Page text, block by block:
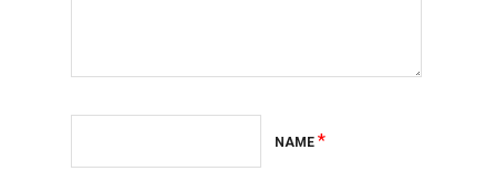
NAME *